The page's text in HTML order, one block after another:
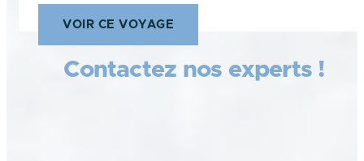
VOIR CE VOYAGE
Contactez nos experts !